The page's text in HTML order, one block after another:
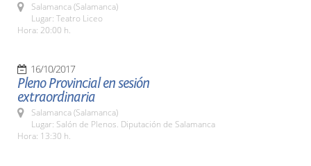
Salamanca (Salamanca)
Lugar: Teatro Liceo
Hora: 20:00 h.
16/10/2017
Pleno Provincial en sesión
extraordinaria
Salamanca (Salamanca)
Lugar: Salón de Plenos. Diputación de Salamanca
Hora: 13:30 h.